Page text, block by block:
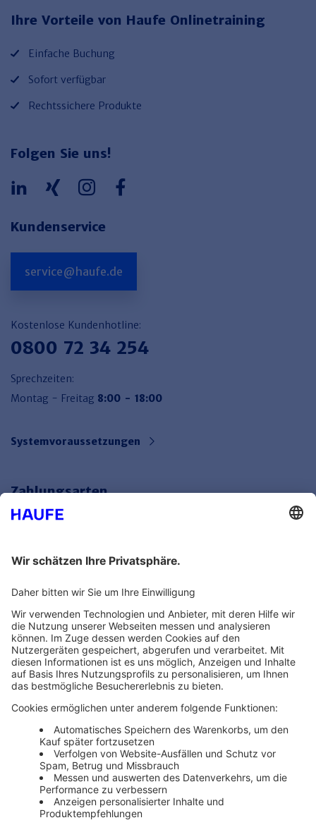
Ihre Vorteile von Haufe Onlinetraining
Einfache Buchung
Sofort verfügbar
Rechtssichere Produkte
Folgen Sie uns!
Kundenservice
service@haufe.de
Kostenlose Kundenhotline:
0800 72 34 254
Sprechzeiten:
Montag - Freitag 8:00 - 18:00
Systemvoraussetzungen
Zahlungsarten
Themenwelten und Produktschulungen
Haufe Group